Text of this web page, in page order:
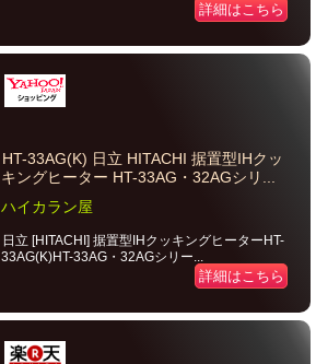
詳細はこちら
HT-33AG(K) 日立 HITACHI 据置型IHクッ
キングヒーター HT-33AG・32AGシリ...
ハイカラン屋
日立 [HITACHI] 据置型IHクッキングヒーターHT-
33AG(K)HT-33AG・32AGシリー...
詳細はこちら